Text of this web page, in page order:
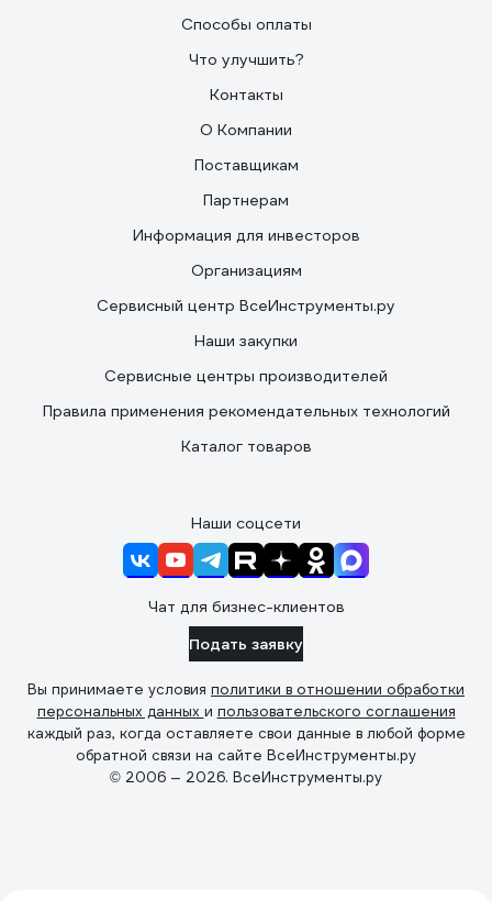
Способы оплаты
Что улучшить?
Контакты
О Компании
Поставщикам
Партнерам
Информация для инвесторов
Организациям
Сервисный центр ВсеИнструменты.ру
Наши закупки
Сервисные центры производителей
Правила применения рекомендательных технологий
Каталог товаров
Наши соцсети
Чат для бизнес-клиентов
Подать заявку
Вы принимаете условия политики в отношении обработки
персональных данных и пользовательского соглашения
каждый раз, когда оставляете свои данные в любой форме
обратной связи на сайте ВсеИнструменты.ру
© 2006 — 2026. ВсеИнструменты.ру